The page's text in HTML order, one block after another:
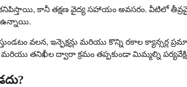
కానీ తక్షణ వైద్య సహాయం అవసరం. వీటిలో
ఉన్నాయి.
వలన, ఇన్ఫెక్షన్లు మరియు కొన్ని రకాల
మరియు తనిఖీల ద్వారా క్రమం తప్పకుండా మిమ్మల్ని